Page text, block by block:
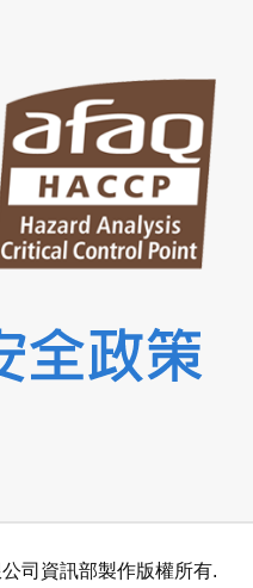
司資訊部製作版權所有.